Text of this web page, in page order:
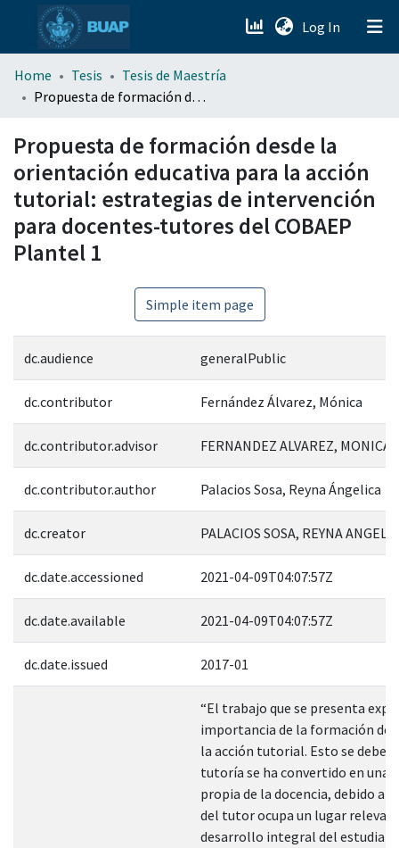
Log In (current)
menu.section.about_menu
Home Tesis
Tesis de Maestría
Propuesta de formación desde la orientación educativa para la acción tutorial: estrategias de intervención para docentes-tutores del COBAEP Plantel 1
Propuesta de formación desde la
orientación educativa para la acción
tutorial: estrategias de intervención
para docentes-tutores del COBAEP
Plantel 1
Simple item page
dc.audience generalPublic
dc.contributor Fernández Álvarez, Mónica
dc.contributor.advisor FERNANDEZ ALVAREZ,
dc.contributor.author Palacios Sosa, Reyna Ángelica
dc.creator PALACIOS SOSA, REYNA
dc.date.accessioned 2021-04-09T04:07:57Z
dc.date.available 2021-04-09T04:07:57Z
dc.date.issued 2017-01
“El trabajo que se presenta
importancia de la formación
la acción tutorial. Esto se debe a
tutoría se ha convertido en una
propia de la docencia, debido a
del tutor ocupa un lugar
desarrollo integral del